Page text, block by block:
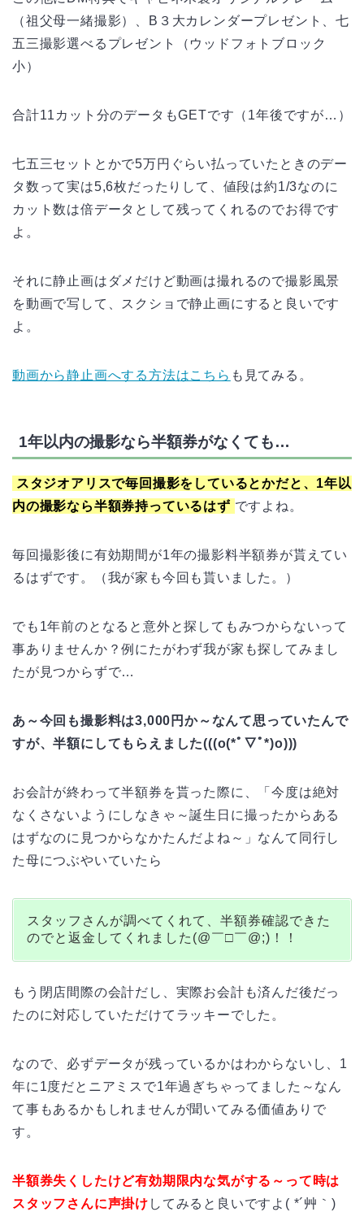
（祖父母一緒撮影）、B３大カレンダープレゼント、七
五三撮影選べるプレゼント（ウッドフォトブロック
小）
合計11カット分のデータもGETです（1年後ですが…）
七五三セットとかで5万円ぐらい払っていたときのデー
タ数って実は5,6枚だったりして、値段は約1/3なのに
カット数は倍データとして残ってくれるのでお得です
よ。
それに静止画はダメだけど動画は撮れるので撮影風景
を動画で写して、スクショで静止画にすると良いです
よ。
動画から静止画へする方法はこちら も見てみる。
1年以内の撮影なら半額券がなくても…
スタジオアリスで毎回撮影をしているとかだと、1年以
内の撮影なら半額券持っているはず ですよね。
毎回撮影後に有効期間が1年の撮影料半額券が貰えてい
るはずです。（我が家も今回も貰いました。）
でも1年前のとなると意外と探してもみつからないって
事ありませんか？例にたがわず我が家も探してみまし
たが見つからずで…
あ～今回も撮影料は3,000円か～なんて思っていたんで
すが、半額にしてもらえました(((o(*ﾟ▽ﾟ*)o)))
お会計が終わって半額券を貰った際に、「今度は絶対
なくさないようにしなきゃ～誕生日に撮ったからある
はずなのに見つからなかたんだよね～」なんて同行し
た母につぶやいていたら
スタッフさんが調べてくれて、半額券確認できた
のでと返金してくれました(@￣□￣@;)！！
もう閉店間際の会計だし、実際お会計も済んだ後だっ
たのに対応していただけてラッキーでした。
なので、必ずデータが残っているかはわからないし、1
年に1度だとニアミスで1年過ぎちゃってました～なん
て事もあるかもしれませんが聞いてみる価値ありで
す。
半額券失くしたけど有効期限内な気がする～って時は
スタッフさんに声掛け してみると良いですよ( *´艸｀)